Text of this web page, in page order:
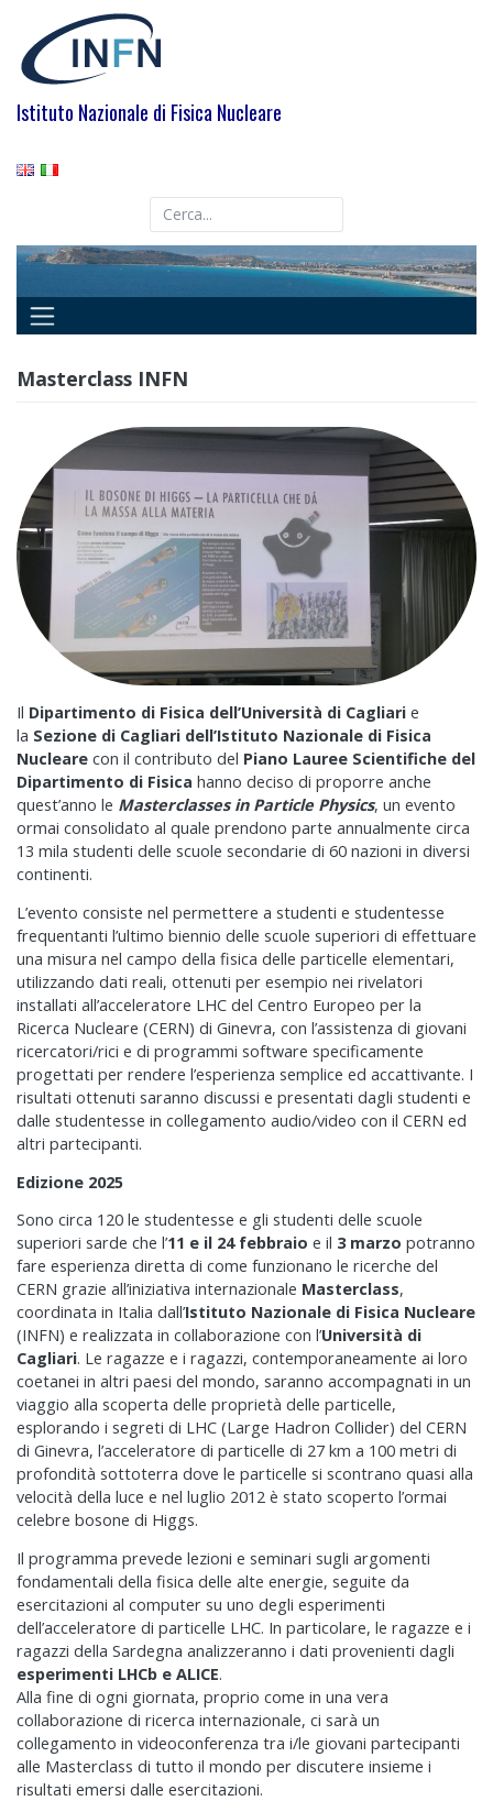
content
Istituto Nazionale di Fisica Nucleare
Masterclass INFN
Il Dipartimento di Fisica dell’Università di Cagliari e
la Sezione di Cagliari dell’Istituto Nazionale di Fisica
Nucleare con il contributo del Piano Lauree Scientifiche del
Dipartimento di Fisica hanno deciso di proporre anche
quest’anno le Masterclasses in Particle Physics, un evento
ormai consolidato al quale prendono parte annualmente circa
13 mila studenti delle scuole secondarie di 60 nazioni in diversi
continenti.
L’evento consiste nel permettere a studenti e studentesse
frequentanti l’ultimo biennio delle scuole superiori di effettuare
una misura nel campo della fisica delle particelle elementari,
utilizzando dati reali, ottenuti per esempio nei rivelatori
installati all’acceleratore LHC del Centro Europeo per la
Ricerca Nucleare (CERN) di Ginevra, con l’assistenza di giovani
ricercatori/rici e di programmi software specificamente
progettati per rendere l’esperienza semplice ed accattivante. I
risultati ottenuti saranno discussi e presentati dagli studenti e
dalle studentesse in collegamento audio/video con il CERN ed
altri partecipanti.
Edizione 2025
Sono circa 120 le studentesse e gli studenti delle scuole
superiori sarde che l’11 e il 24 febbraio e il 3 marzo potranno
fare esperienza diretta di come funzionano le ricerche del
CERN grazie all’iniziativa internazionale Masterclass,
coordinata in Italia dall’Istituto Nazionale di Fisica Nucleare
(INFN) e realizzata in collaborazione con l’Università di
Cagliari. Le ragazze e i ragazzi, contemporaneamente ai loro
coetanei in altri paesi del mondo, saranno accompagnati in un
viaggio alla scoperta delle proprietà delle particelle,
esplorando i segreti di LHC (Large Hadron Collider) del CERN
di Ginevra, l’acceleratore di particelle di 27 km a 100 metri di
profondità sottoterra dove le particelle si scontrano quasi alla
velocità della luce e nel luglio 2012 è stato scoperto l’ormai
celebre bosone di Higgs.
Il programma prevede lezioni e seminari sugli argomenti
fondamentali della fisica delle alte energie, seguite da
esercitazioni al computer su uno degli esperimenti
dell’acceleratore di particelle LHC. In particolare, le ragazze e i
ragazzi della Sardegna analizzeranno i dati provenienti dagli
esperimenti LHCb e ALICE.
Alla fine di ogni giornata, proprio come in una vera
collaborazione di ricerca internazionale, ci sarà un
collegamento in videoconferenza tra i/le giovani partecipanti
alle Masterclass di tutto il mondo per discutere insieme i
risultati emersi dalle esercitazioni.